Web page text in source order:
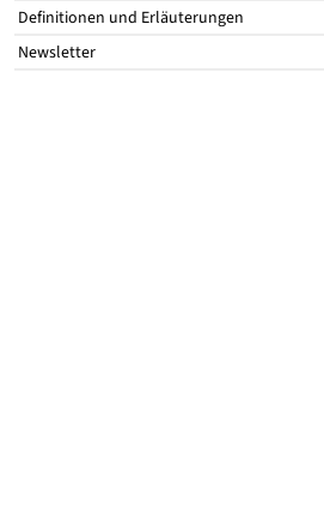
Definitionen und Erläuterungen
Newsletter